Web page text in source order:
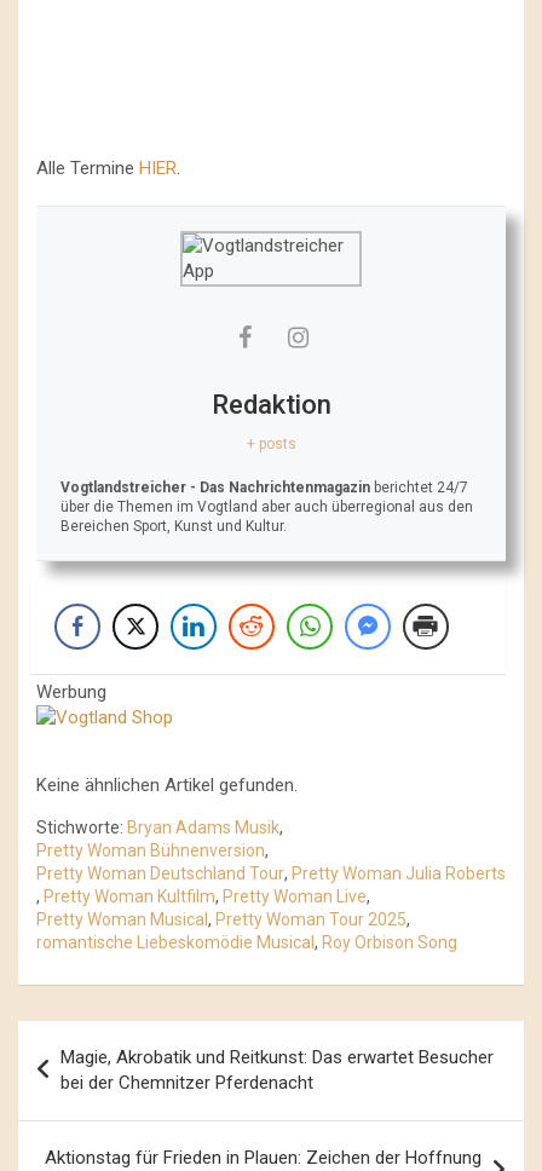
Alle Termine HIER.
Redaktion
+ posts
Vogtlandstreicher - Das Nachrichtenmagazin berichtet 24/7
über die Themen im Vogtland aber auch überregional aus den
Bereichen Sport, Kunst und Kultur.
Werbung
Keine ähnlichen Artikel gefunden.
Stichworte: Bryan Adams Musik,
Pretty Woman Bühnenversion,
Pretty Woman Deutschland Tour, Pretty Woman Julia Roberts
, Pretty Woman Kultfilm, Pretty Woman Live,
Pretty Woman Musical, Pretty Woman Tour 2025,
romantische Liebeskomödie Musical, Roy Orbison Song
Navigation
Magie, Akrobatik und Reitkunst: Das erwartet Besucher
bei der Chemnitzer Pferdenacht
Aktionstag für Frieden in Plauen: Zeichen der Hoffnung